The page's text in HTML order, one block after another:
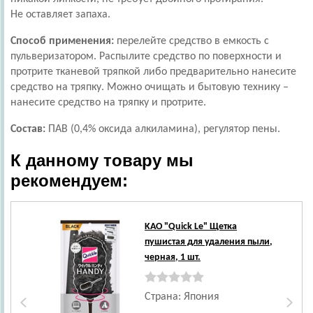
Не оставляет запаха.
Способ применения: перелейте средство в емкость с
пульверизатором. Распылите средство по поверхности и
протрите тканевой тряпкой либо предварительно нанесите
средство на тряпку. Можно очищать и бытовую технику –
нанесите средство на тряпку и протрите.
Состав: ПАВ (0,4% оксида алкиламина), регулятор пены.
К данному товару мы
рекомендуем:
KAO"Quick Le" Щетка
пушистая для удаления пыли,
черная, 1 шт.
Страна: Япония